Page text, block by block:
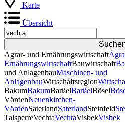
Karte
Übersicht
Agrar- und Ernährungswirtschaft
ErnährungswirtschaftBauwirtschaft
und AnlagenbauMaschinen- und
AnlagenbauWirtschaftsregion
BakumBakumBarßelBarßelBösel
VördenNeuenkirchen-
VördenSaterlandSaterlandSteinfeld
TalsperreVechtaVechtaVisbekVisbek